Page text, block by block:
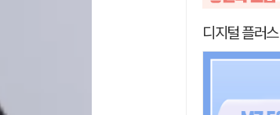
디지털 플러스